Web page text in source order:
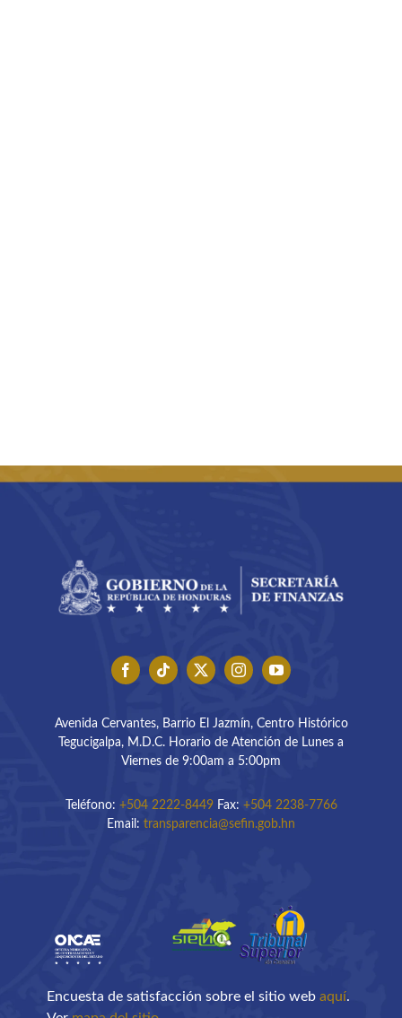
Avenida Cervantes, Barrio El Jazmín, Centro Histórico
Tegucigalpa, M.D.C. Horario de Atención de Lunes a
Viernes de 9:00am a 5:00pm
Teléfono: +504 2222-8449Fax: +504 2238-7766
Email: transparencia@sefin.gob.hn
Encuesta de satisfacción sobre el sitio webaquí.